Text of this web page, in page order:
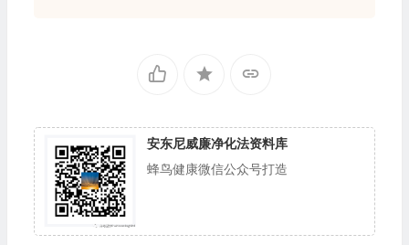
安东尼威廉净化法资料库
蜂鸟健康微信公众号打造